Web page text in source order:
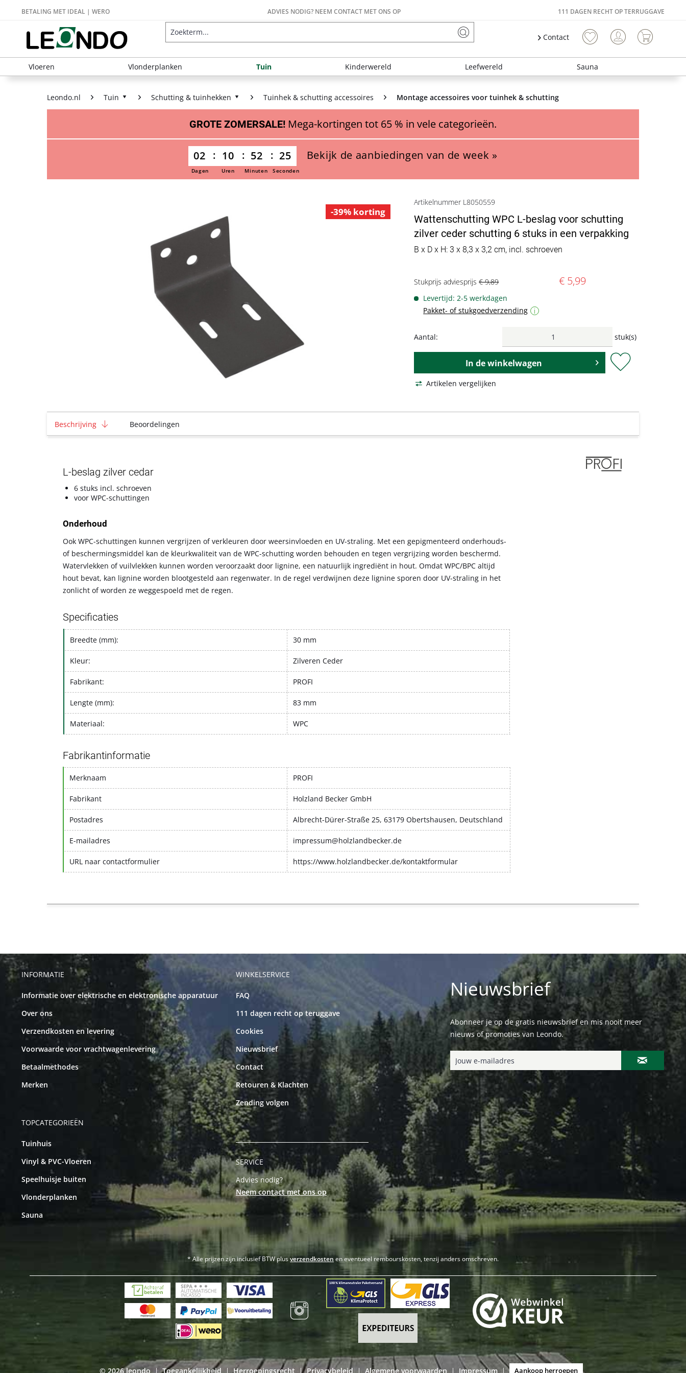
BETALING MET IDEAL | WERO ADVIES NODIG? NEEM CONTACT MET ONS OP 111 DAGEN RECHT OP TERRUGGAVE
Contact
Vloeren Vlonderplanken Tuin Kinderwereld Leefwereld Sauna
Leondo.nl Tuin Schutting & tuinhekken Tuinhek & schutting accessoires Montage accessoires voor tuinhek & schutting
GROTE ZOMERSALE! Mega-kortingen tot 65 % in vele categorieën.
02 10 52 24
Dagen Uren Minuten Seconden
Bekijk de aanbiedingen van de week »
-39% korting
Artikelnummer L8050559
Wattenschutting WPC L-beslag voor schutting
zilver ceder schutting 6 stuks in een verpakking
B x D x H: 3 x 8,3 x 3,2 cm, incl. schroeven
Stukprijs adviesprijs€ 9,89 € 5,99
Levertijd: 2-5 werkdagen
Pakket- of stukgoedverzending
i
Aantal: stuk(s)
In de winkelwagen
Artikelen vergelijken
Beschrijving Beoordelingen
L-beslag zilver cedar
6 stuks incl. schroeven
voor WPC-schuttingen
Onderhoud
Ook WPC-schuttingen kunnen vergrijzen of verkleuren door weersinvloeden en UV-straling. Met een gepigmenteerd onderhouds-
of beschermingsmiddel kan de kleurkwaliteit van de WPC-schutting worden behouden en tegen vergrijzing worden beschermd.
Watervlekken of vuilvlekken kunnen worden veroorzaakt door lignine, een natuurlijk ingrediënt in hout. Omdat WPC/BPC altijd
hout bevat, kan lignine worden blootgesteld aan regenwater. In de regel verdwijnen deze lignine sporen door UV-straling in het
zonlicht of worden ze weggespoeld met de regen.
Specificaties
Breedte (mm): 30 mm
Kleur: Zilveren Ceder
Fabrikant: PROFI
Lengte (mm): 83 mm
Materiaal: WPC
Fabrikantinformatie
Merknaam PROFI
Fabrikant Holzland Becker GmbH
Postadres Albrecht-Dürer-Straße 25, 63179 Obertshausen, Deutschland
E-mailadres impressum@holzlandbecker.de
URL naar contactformulier https://www.holzlandbecker.de/kontaktformular
INFORMATIE
Informatie over elektrische en elektronische apparatuur
Over ons
Verzendkosten en levering
Voorwaarde voor vrachtwagenlevering
Betaalmethodes
Merken
TOPCATEGORIEËN
Tuinhuis
Vinyl & PVC-Vloeren
Speelhuisje buiten
Vlonderplanken
Sauna
WINKELSERVICE
FAQ
111 dagen recht op teruggave
Cookies
Nieuwsbrief
Contact
Retouren & Klachten
Zending volgen
SERVICE
Advies nodig?
Neem contact met ons op
Nieuwsbrief
Abonneer je op de gratis nieuwsbrief en mis nooit meer
nieuws of promoties van Leondo.
* Alle prijzen zijn inclusief BTW plusverzendkosten en eventueel rembourskosten, tenzij anders omschreven.
© 2026 leondo | Toegankelijkheid | Herroepingsrecht | Privacybeleid | Algemene voorwaarden | Impressum | Aankoop herroepen